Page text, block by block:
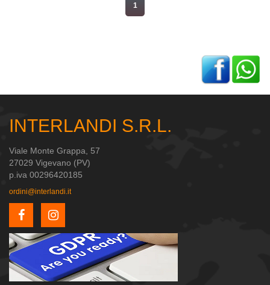
1
INTERLANDI S.R.L.
Viale Monte Grappa, 57
27029 Vigevano (PV)
p.iva 00296420185
ordini@interlandi.it